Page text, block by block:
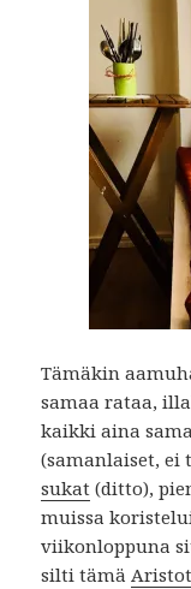
Tämäkin
samaa rataa,
kaikki aina
(samanlaiset, ei
sukat (ditto),
muissa
viikonloppuna
silti tämä